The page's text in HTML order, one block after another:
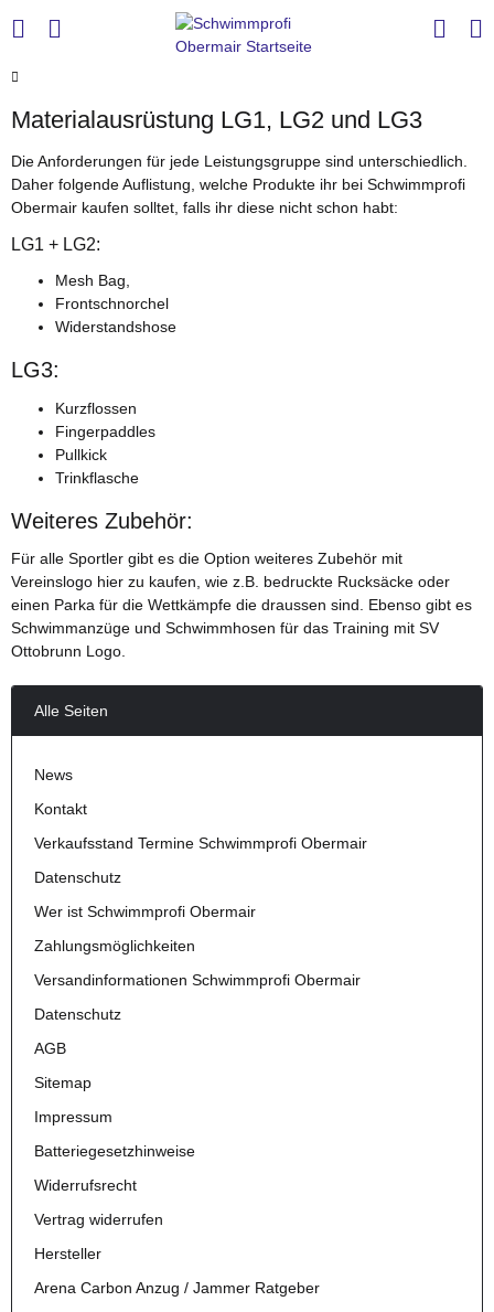
Materialausrüstung LG1, LG2 und LG3
Die Anforderungen für jede Leistungsgruppe sind unterschiedlich.
Daher folgende Auflistung, welche Produkte ihr bei Schwimmprofi
Obermair kaufen solltet, falls ihr diese nicht schon habt:
LG1 + LG2:
Mesh Bag,
Frontschnorchel
Widerstandshose
LG3:
Kurzflossen
Fingerpaddles
Pullkick
Trinkflasche
Weiteres Zubehör:
Für alle Sportler gibt es die Option weiteres Zubehör mit
Vereinslogo hier zu kaufen, wie z.B. bedruckte Rucksäcke oder
einen Parka für die Wettkämpfe die draussen sind. Ebenso gibt es
Schwimmanzüge und Schwimmhosen für das Training mit SV
Ottobrunn Logo.
Alle Seiten
News
Kontakt
Verkaufsstand Termine Schwimmprofi Obermair
Datenschutz
Wer ist Schwimmprofi Obermair
Zahlungsmöglichkeiten
Versandinformationen Schwimmprofi Obermair
Datenschutz
AGB
Sitemap
Impressum
Batteriegesetzhinweise
Widerrufsrecht
Vertrag widerrufen
Hersteller
Arena Carbon Anzug / Jammer Ratgeber